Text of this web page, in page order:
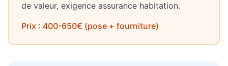
de valeur, exigence assurance habitation.
Prix : 400-650€ (pose + fourniture)